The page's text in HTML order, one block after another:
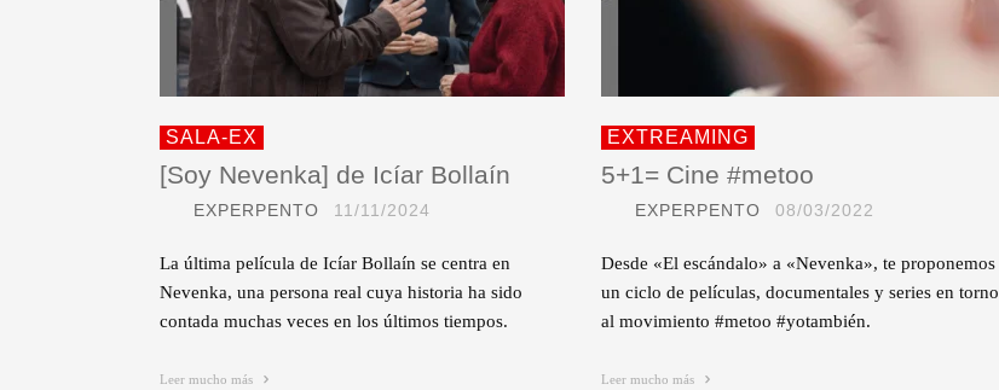
SALA-EX
[Soy Nevenka] de Icíar Bollaín
EXPERPENTO 11/11/2024
La última película de Icíar Bollaín se centra en
Nevenka, una persona real cuya historia ha sido
contada muchas veces en los últimos tiempos.
Leer mucho más
EXTREAMING
5+1= Cine #metoo
EXPERPENTO 08/03/2022
Desde «El escándalo» a «Nevenka», te proponemos
un ciclo de películas, documentales y series en torno
al movimiento #metoo #yotambién.
Leer mucho más